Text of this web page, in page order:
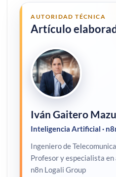
AUTORIDAD TÉCNICA
Artículo
Iván Gaitero
Inteligencia Artificial ·
Ingeniero de
Profesor y especialista
n8n Logali Group